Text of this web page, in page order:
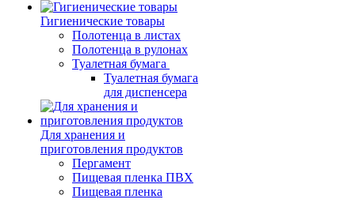
Гигиенические товары
Полотенца в листах
Полотенца в рулонах
Туалетная бумага
Туалетная бумага
для диспенсера
Для хранения и
приготовления продуктов
Пергамент
Пищевая пленка ПВХ
Пищевая пленка